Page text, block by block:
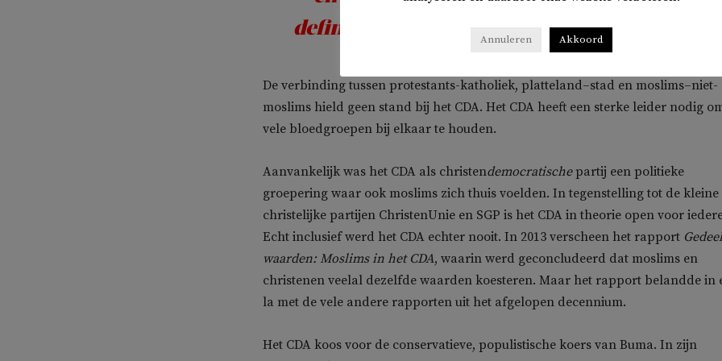
definiëren. Wat het werd: platte verrechtsing
De verbinding tussen protestants-katholiek, platteland–stad en moslims–niet-
moslims hield geen stand bij het CDA. Het CDA heeft een sterke leider nodig
vele bloedgroepen bij elkaar te houden.
Aanvankelijk was het CDA als christendemocratischepartij een politieke
groepering waar ook moslims zich thuis voelden. In tegenstelling tot de kleine
christelijke partijen ChristenUnie en SGP is het CDA in theorie open voor
Echt inclusief werd het CDA echter nooit. In 2013 verscheen het rapport
waarden: Moslims in het CDA, waarin werd geconcludeerd dat moslims en
christenen veelal dezelfde waarden koesteren. Maar het rapport belandde in
la met de vele andere rapporten uit het afgelopen decennium.
Het CDA koos voor de conservatieve, populistische koers van Buma. In zijn
Annuleren Akkoord